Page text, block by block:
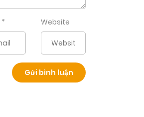
* Website